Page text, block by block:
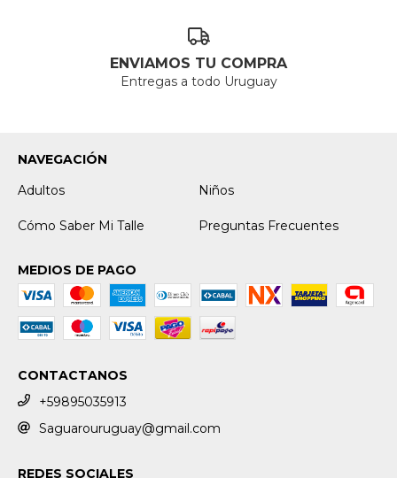
ENVIAMOS TU COMPRA
Entregas a todo Uruguay
NAVEGACIÓN
Adultos
Niños
Cómo Saber Mi Talle Preguntas Frecuentes
MEDIOS DE PAGO
CONTACTANOS
+59895035913
Saguarouruguay@gmail.com
REDES SOCIALES